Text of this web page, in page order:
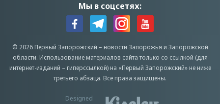
Мы в соцсетях:
© 2026 Первый Запорожский – новости Запорожья и Запорожской
области. Использование материалов сайта только со ссылкой (для
интернет-изданий – гиперссылкой) на «Первый Запорожский» не ниже
третьего абзаца. Все права защищены.
Designed